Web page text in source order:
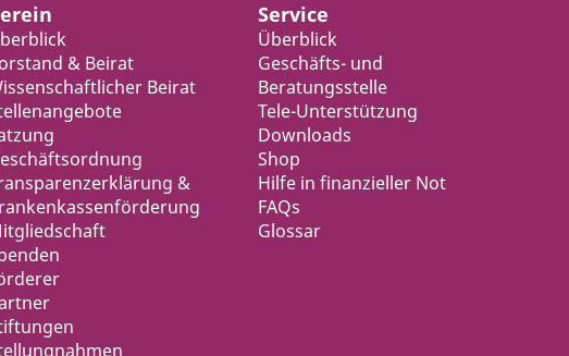
& Beirat
Beirat
&
Service
Überblick
Geschäfts- und
Beratungsstelle
Tele-Unterstützung
Downloads
Shop
Hilfe in finanzieller Not
FAQs
Glossar